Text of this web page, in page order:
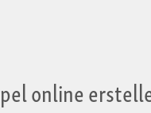
online